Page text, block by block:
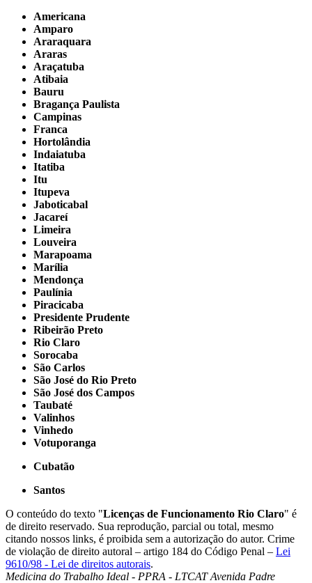
Americana
Amparo
Araraquara
Araras
Araçatuba
Atibaia
Bauru
Bragança Paulista
Campinas
Franca
Hortolândia
Indaiatuba
Itatiba
Itu
Itupeva
Jaboticabal
Jacareí
Limeira
Louveira
Marapoama
Marília
Mendonça
Paulínia
Piracicaba
Presidente Prudente
Ribeirão Preto
Rio Claro
Sorocaba
São Carlos
São José do Rio Preto
São José dos Campos
Taubaté
Valinhos
Vinhedo
Votuporanga
Cubatão
Santos
O conteúdo do texto "Licenças de Funcionamento Rio Claro" é
de direito reservado. Sua reprodução, parcial ou total, mesmo
citando nossos links, é proibida sem a autorização do autor. Crime
de violação de direito autoral – artigo 184 do Código Penal – Lei
9610/98 - Lei de direitos autorais.
Medicina do Trabalho Ideal - PPRA - LTCATAvenida Padre